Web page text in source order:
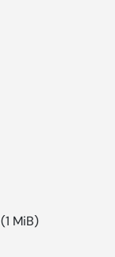
(1 MiB)